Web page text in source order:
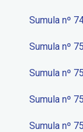
Sumula nº
Sumula nº
Sumula nº
Sumula nº
Sumula nº